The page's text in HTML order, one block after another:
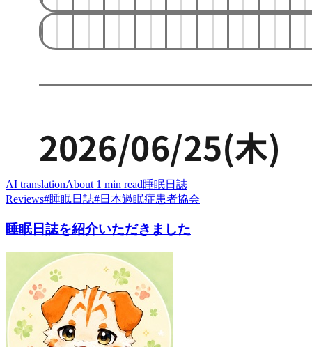
AI translationAbout 1 min read睡眠日誌
Reviews#睡眠日誌#日本過眠症患者協会
睡眠日誌を紹介いただきました